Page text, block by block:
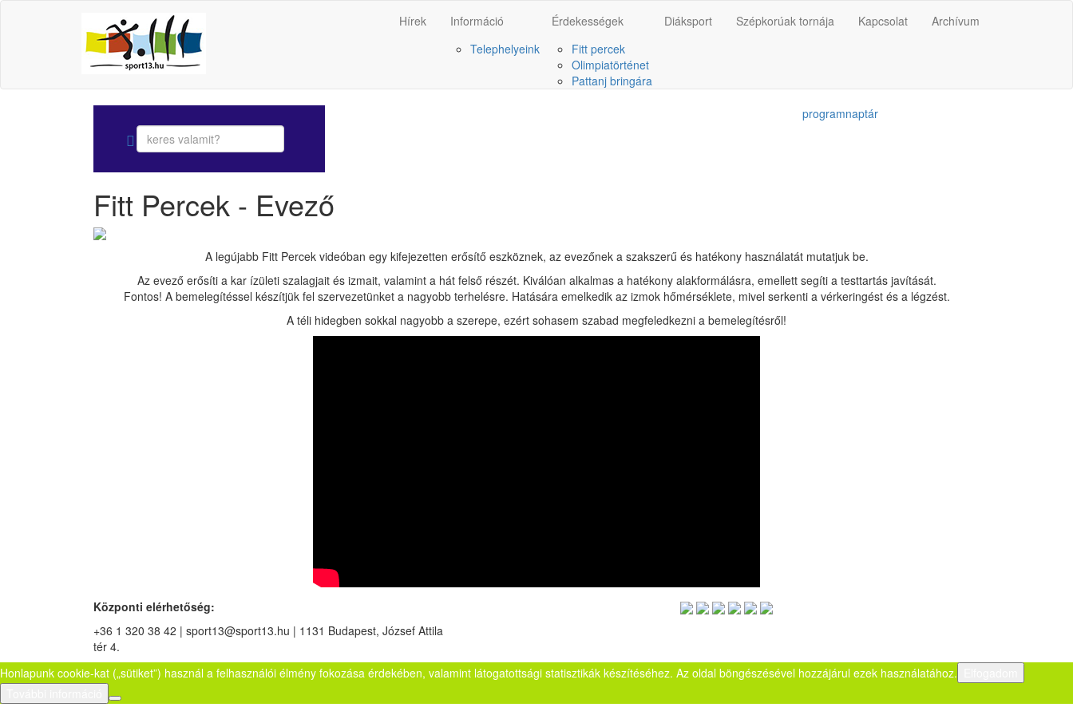
Hírek
Információ
Telephelyeink
Érdekességek
Fitt percek
Olimpiatörténet
Pattanj bringára
Diáksport Szépkorúak tornája Kapcsolat Archívum
programnaptár
Fitt Percek - Evező
A legújabb Fitt Percek videóban egy kifejezetten erősítő eszköznek, az evezőnek a szakszerű és hatékony használatát mutatjuk be.
Az evező erősíti a kar ízületi szalagjait és izmait, valamint a hát felső részét. Kiválóan alkalmas a hatékony alakformálásra, emellett segíti a testtartás javítását.
Fontos! A bemelegítéssel készítjük fel szervezetünket a nagyobb terhelésre. Hatására emelkedik az izmok hőmérséklete, mivel serkenti a vérkeringést és a légzést.
A téli hidegben sokkal nagyobb a szerepe, ezért sohasem szabad megfeledkezni a bemelegítésről!
Központi elérhetőség:
+36 1 320 38 42 | sport13@sport13.hu | 1131 Budapest, József Attila
tér 4.
Honlapunk cookie-kat („sütiket”) használ a felhasználói élmény fokozása érdekében, valamint látogatottsági statisztikák készítéséhez. Az oldal böngészésével hozzájárul ezek használatához.